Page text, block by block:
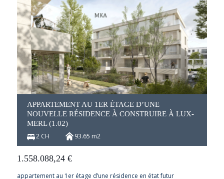
APPARTEMENT AU 1ER ÉTAGE D’UNE
NOUVELLE RÉSIDENCE À CONSTRUIRE À LUX-
MERL (1.02)
2 CH 93.65 m2
1.558.088,24€
appartement au 1er étage d’une résidence en état futur